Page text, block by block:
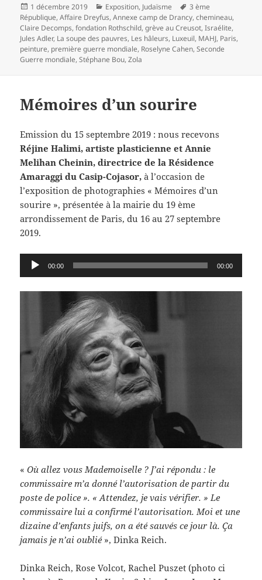
Publié
le
1 décembre 2019 Catégories
Exposition, Judaïsme
Mots-
clés
3 ème
République,Affaire Dreyfus,Annexe camp de Drancy,chemineau,
Claire Decomps,fondation Rothschild,grève au Creusot,Israélite,
Jules Adler, La soupe des pauvres, Les hâleurs, Luxeuil, MAHJ, Paris,
peinture, première guerre mondiale, Roselyne Cahen,Seconde
Guerre mondiale,Stéphane Bou,Zola
Mémoires d’un sourire
Emission du 15 septembre 2019 : nous recevons
Réjine Halimi, artiste plasticienne et Annie
Melihan Cheinin, directrice de la Résidence
Amaraggi du Casip-Cojasor, à l’occasion de
l’exposition de photographies « Mémoires d’un
sourire », présentée à la mairie du 19 ème
arrondissement de Paris, du 16 au 27 septembre
2019.
Lecteur 00:00 00:00
«Où allez vous Mademoiselle ? J’ai répondu : le
commissaire m’a donné l’autorisation de partir du
poste de police ». « Attendez, je vais vérifier. » Le
commissaire lui a confirmé l’autorisation. Moi et une
dizaine d’enfants juifs, on a été sauvés ce jour là. Ça
jamais je n’ai oublié», Dinka Reich.
Dinka Reich, Rose Volcot, Rachel Puszet (photo ci